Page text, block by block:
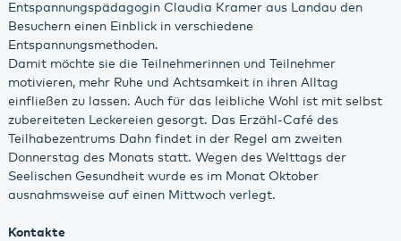
Entspannungspädagogin Claudia Kramer aus Landau den
Besuchern einen Einblick in verschiedene
Entspannungsmethoden.
Damit möchte sie die Teilnehmerinnen und Teilnehmer
motivieren, mehr Ruhe und Achtsamkeit in ihren Alltag
einfließen zu lassen. Auch für das leibliche Wohl ist mit selbst
zubereiteten Leckereien gesorgt. Das Erzähl-Café des
Teilhabezentrums Dahn findet in der Regel am zweiten
Donnerstag des Monats statt. Wegen des Welttags der
Seelischen Gesundheit wurde es im Monat Oktober
ausnahmsweise auf einen Mittwoch verlegt.
Kontakte